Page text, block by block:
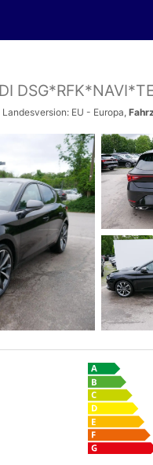
Landesversion: EU - Europa,